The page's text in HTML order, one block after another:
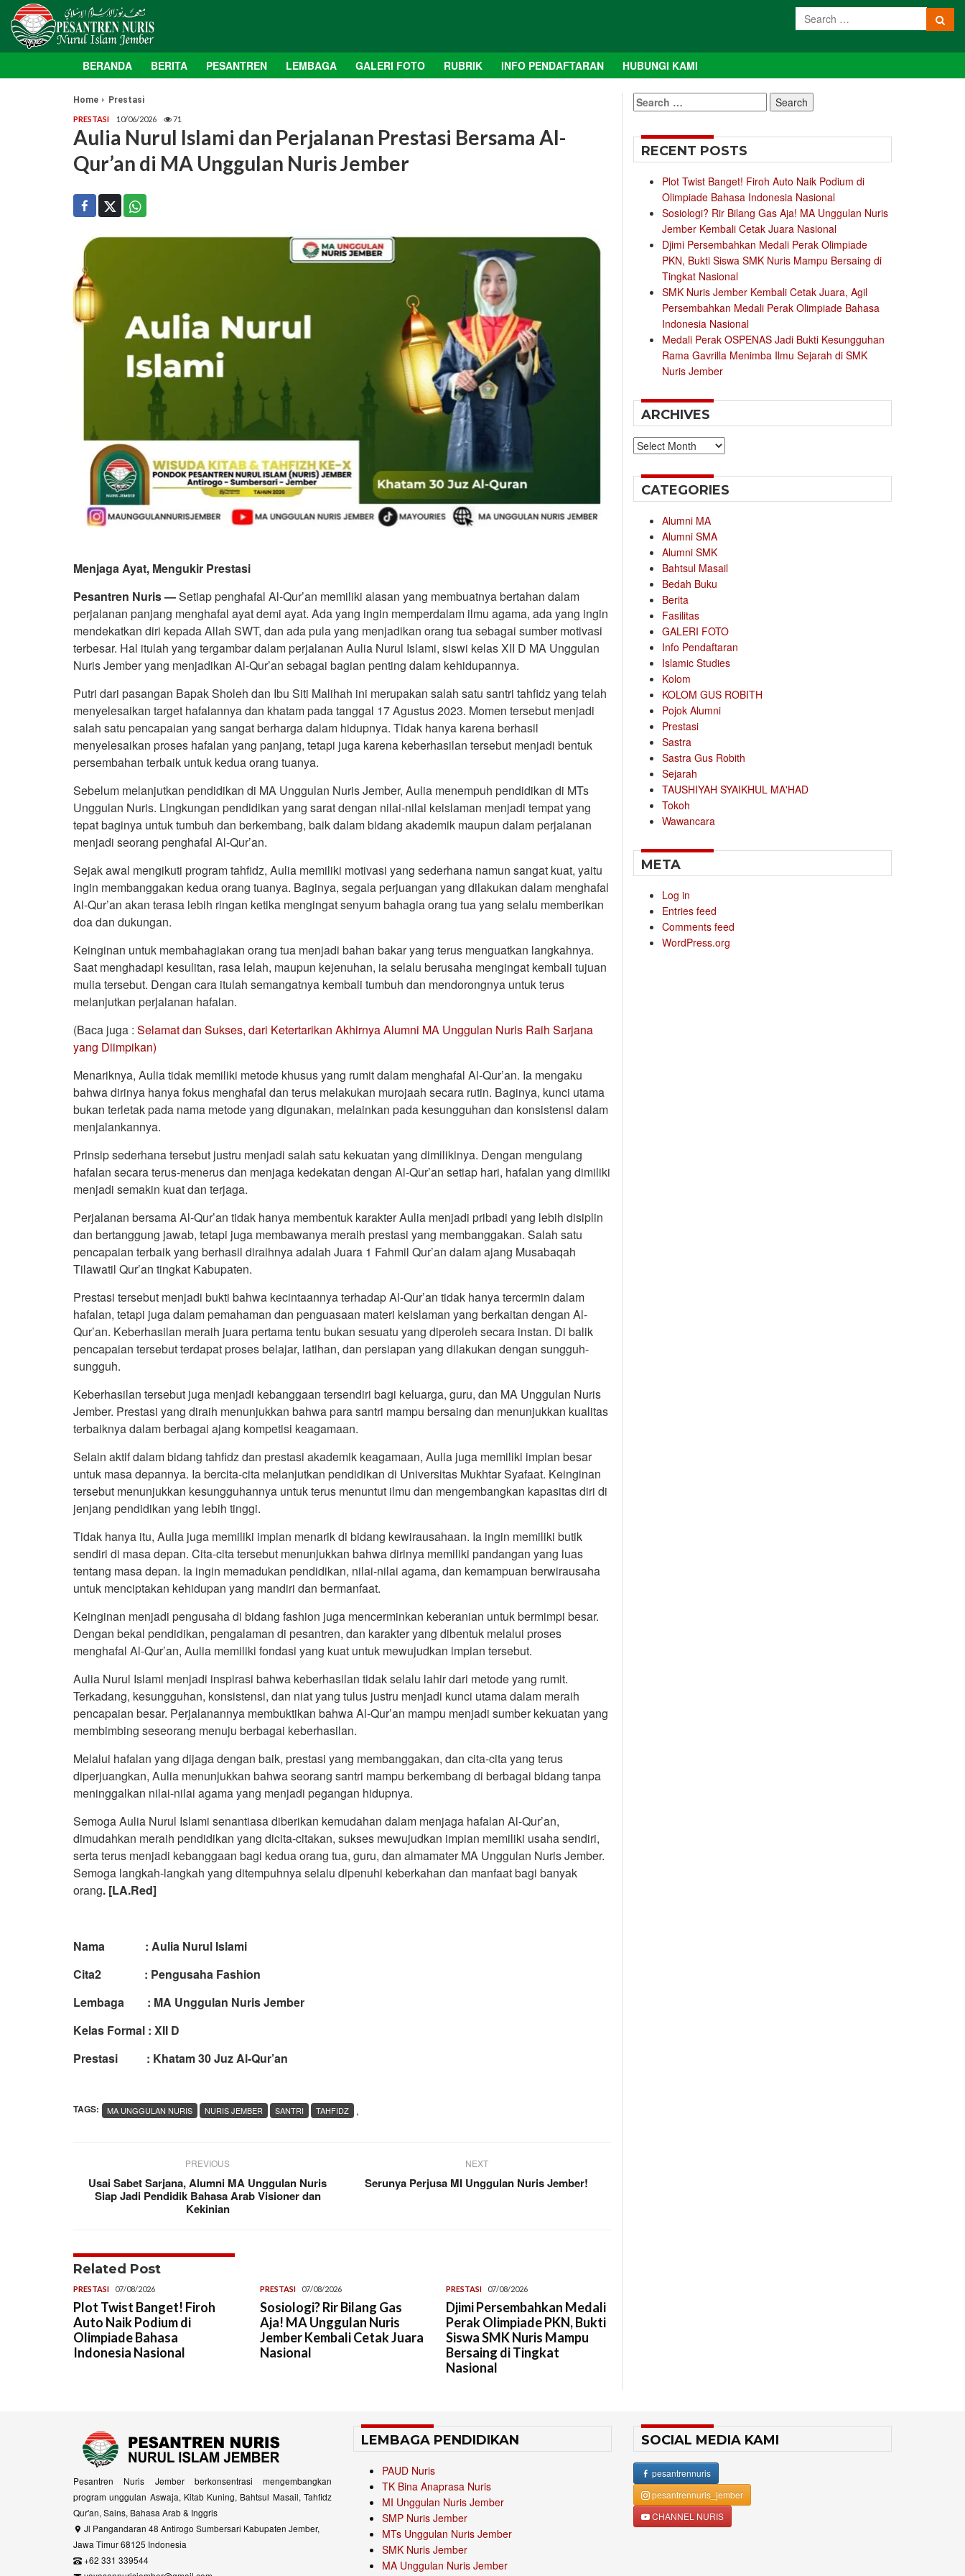
BERANDA BERITA PESANTREN LEMBAGA GALERI FOTO RUBRIK INFO PENDAFTARAN HUBUNGI KAMI
Home Prestasi
PRESTASI 10/06/2026 71
Aulia Nurul Islami dan Perjalanan Prestasi Bersama Al-
Qur’an di MA Unggulan Nuris Jember
Menjaga Ayat, Mengukir Prestasi
Pesantren Nuris —Setiap penghafal Al-Qur’an memiliki alasan yang membuatnya bertahan dalam
perjalanan panjang menghafal ayat demi ayat. Ada yang ingin memperdalam ilmu agama, ada yang ingin
mendekatkan diri kepada Allah SWT, dan ada pula yang menjadikan orang tua sebagai sumber motivasi
terbesar. Hal itulah yang tergambar dalam perjalanan Aulia Nurul Islami, siswi kelas XII D MA Unggulan
Nuris Jember yang menjadikan Al-Qur’an sebagai bagian penting dalam kehidupannya.
Putri dari pasangan Bapak Sholeh dan Ibu Siti Malihah ini merupakan salah satu santri tahfidz yang telah
menyelesaikan target hafalannya dan khatam pada tanggal 17 Agustus 2023. Momen tersebut menjadi
salah satu pencapaian yang sangat berharga dalam hidupnya. Tidak hanya karena berhasil
menyelesaikan proses hafalan yang panjang, tetapi juga karena keberhasilan tersebut menjadi bentuk
persembahan terbaik untuk kedua orang tuanya.
Sebelum melanjutkan pendidikan di MA Unggulan Nuris Jember, Aulia menempuh pendidikan di MTs
Unggulan Nuris. Lingkungan pendidikan yang sarat dengan nilai-nilai keislaman menjadi tempat yang
tepat baginya untuk tumbuh dan berkembang, baik dalam bidang akademik maupun dalam perjalanan
menjadi seorang penghafal Al-Qur’an.
Sejak awal mengikuti program tahfidz, Aulia memiliki motivasi yang sederhana namun sangat kuat, yaitu
ingin membanggakan kedua orang tuanya. Baginya, segala perjuangan yang dilakukan dalam menghafal
Al-Qur’an akan terasa lebih ringan ketika mengingat senyum bahagia orang tua yang selalu memberikan
doa dan dukungan.
Keinginan untuk membahagiakan orang tua menjadi bahan bakar yang terus menguatkan langkahnya.
Saat menghadapi kesulitan, rasa lelah, maupun kejenuhan, ia selalu berusaha mengingat kembali tujuan
mulia tersebut. Dengan cara itulah semangatnya kembali tumbuh dan mendorongnya untuk terus
melanjutkan perjalanan hafalan.
(Baca juga : Selamat dan Sukses, dari Ketertarikan Akhirnya Alumni MA Unggulan Nuris Raih Sarjana
yang Diimpikan)
Menariknya, Aulia tidak memiliki metode khusus yang rumit dalam menghafal Al-Qur’an. Ia mengaku
bahwa dirinya hanya fokus menghafal dan terus melakukan murojaah secara rutin. Baginya, kunci utama
bukan terletak pada nama metode yang digunakan, melainkan pada kesungguhan dan konsistensi dalam
menjalankannya.
Prinsip sederhana tersebut justru menjadi salah satu kekuatan yang dimilikinya. Dengan mengulang
hafalan secara terus-menerus dan menjaga kedekatan dengan Al-Qur’an setiap hari, hafalan yang dimiliki
menjadi semakin kuat dan terjaga.
Perjalanan bersama Al-Qur’an tidak hanya membentuk karakter Aulia menjadi pribadi yang lebih disiplin
dan bertanggung jawab, tetapi juga membawanya meraih prestasi yang membanggakan. Salah satu
pencapaian terbaik yang berhasil diraihnya adalah Juara 1 Fahmil Qur’an dalam ajang Musabaqah
Tilawatil Qur’an tingkat Kabupaten.
Prestasi tersebut menjadi bukti bahwa kecintaannya terhadap Al-Qur’an tidak hanya tercermin dalam
hafalan, tetapi juga dalam pemahaman dan penguasaan materi keislaman yang berkaitan dengan Al-
Qur’an. Keberhasilan meraih juara pertama tentu bukan sesuatu yang diperoleh secara instan. Di balik
pencapaian tersebut terdapat proses belajar, latihan, dan persiapan yang dilakukan dengan sungguh-
sungguh.
Keberhasilan tersebut juga menjadi kebanggaan tersendiri bagi keluarga, guru, dan MA Unggulan Nuris
Jember. Prestasi yang diraih menunjukkan bahwa para santri mampu bersaing dan menunjukkan kualitas
terbaiknya dalam berbagai ajang kompetisi keagamaan.
Selain aktif dalam bidang tahfidz dan prestasi akademik keagamaan, Aulia juga memiliki impian besar
untuk masa depannya. Ia bercita-cita melanjutkan pendidikan di Universitas Mukhtar Syafaat. Keinginan
tersebut menunjukkan kesungguhannya untuk terus menuntut ilmu dan mengembangkan kapasitas diri di
jenjang pendidikan yang lebih tinggi.
Tidak hanya itu, Aulia juga memiliki impian menarik di bidang kewirausahaan. Ia ingin memiliki butik
sendiri di masa depan. Cita-cita tersebut menunjukkan bahwa dirinya memiliki pandangan yang luas
tentang masa depan. Ia ingin memadukan pendidikan, nilai-nilai agama, dan kemampuan berwirausaha
untuk menciptakan kehidupan yang mandiri dan bermanfaat.
Keinginan menjadi pengusaha di bidang fashion juga mencerminkan keberanian untuk bermimpi besar.
Dengan bekal pendidikan, pengalaman di pesantren, dan karakter yang dibentuk melalui proses
menghafal Al-Qur’an, Aulia memiliki fondasi yang kuat untuk mewujudkan impian tersebut.
Aulia Nurul Islami menjadi inspirasi bahwa keberhasilan tidak selalu lahir dari metode yang rumit.
Terkadang, kesungguhan, konsistensi, dan niat yang tulus justru menjadi kunci utama dalam meraih
pencapaian besar. Perjalanannya membuktikan bahwa Al-Qur’an mampu menjadi sumber kekuatan yang
membimbing seseorang menuju berbagai keberhasilan.
Melalui hafalan yang dijaga dengan baik, prestasi yang membanggakan, dan cita-cita yang terus
diperjuangkan, Aulia menunjukkan bahwa seorang santri mampu berkembang di berbagai bidang tanpa
meninggalkan nilai-nilai agama yang menjadi pegangan hidupnya.
Semoga Aulia Nurul Islami senantiasa diberikan kemudahan dalam menjaga hafalan Al-Qur’an,
dimudahkan meraih pendidikan yang dicita-citakan, sukses mewujudkan impian memiliki usaha sendiri,
serta terus menjadi kebanggaan bagi kedua orang tua, guru, dan almamater MA Unggulan Nuris Jember.
Semoga langkah-langkah yang ditempuhnya selalu dipenuhi keberkahan dan manfaat bagi banyak
orang. [LA.Red]
Nama : Aulia Nurul Islami
Cita2 : Pengusaha Fashion
Lembaga : MA Unggulan Nuris Jember
Kelas Formal : XII D
Prestasi : Khatam 30 Juz Al-Qur’an
TAGS: ,
MA UNGGULAN NURIS NURIS JEMBER SANTRI TAHFIDZ
PREVIOUS
Usai Sabet Sarjana, Alumni MA Unggulan Nuris
Siap Jadi Pendidik Bahasa Arab Visioner dan
Kekinian
NEXT
Serunya Perjusa MI Unggulan Nuris Jember!
Related Post
PRESTASI 07/08/2026
Plot Twist Banget! Firoh
Auto Naik Podium di
Olimpiade Bahasa
Indonesia Nasional
PRESTASI 07/08/2026
Sosiologi? Rir Bilang Gas
Aja! MA Unggulan Nuris
Jember Kembali Cetak Juara
Nasional
PRESTASI 07/08/2026
Djimi Persembahkan Medali
Perak Olimpiade PKN, Bukti
Siswa SMK Nuris Mampu
Bersaing di Tingkat
Nasional
Search
for:
RECENT POSTS
Plot Twist Banget! Firoh Auto Naik Podium di
Olimpiade Bahasa Indonesia Nasional
Sosiologi? Rir Bilang Gas Aja! MA Unggulan Nuris
Jember Kembali Cetak Juara Nasional
Djimi Persembahkan Medali Perak Olimpiade
PKN, Bukti Siswa SMK Nuris Mampu Bersaing di
Tingkat Nasional
SMK Nuris Jember Kembali Cetak Juara, Agil
Persembahkan Medali Perak Olimpiade Bahasa
Indonesia Nasional
Medali Perak OSPENAS Jadi Bukti Kesungguhan
Rama Gavrilla Menimba Ilmu Sejarah di SMK
Nuris Jember
ARCHIVES
Archives
CATEGORIES
Alumni MA
Alumni SMA
Alumni SMK
Bahtsul Masail
Bedah Buku
Berita
Fasilitas
GALERI FOTO
Info Pendaftaran
Islamic Studies
Kolom
KOLOM GUS ROBITH
Pojok Alumni
Prestasi
Sastra
Sastra Gus Robith
Sejarah
TAUSHIYAH SYAIKHUL MA'HAD
Tokoh
Wawancara
META
Log in
Entries feed
Comments feed
WordPress.org
Pesantren Nuris Jember berkonsentrasi mengembangkan
program unggulan Aswaja, Kitab Kuning, Bahtsul Masail, Tahfidz
Qur'an, Sains, Bahasa Arab & Inggris
Jl Pangandaran 48 Antirogo Sumbersari Kabupaten Jember,
Jawa Timur 68125 Indonesia
+62 331 339544
LEMBAGA PENDIDIKAN
PAUD Nuris
TK Bina Anaprasa Nuris
MI Unggulan Nuris Jember
SMP Nuris Jember
MTs Unggulan Nuris Jember
SMK Nuris Jember
MA Unggulan Nuris Jember
SOCIAL MEDIA KAMI
pesantrennuris
pesantrennuris_jember
CHANNEL NURIS